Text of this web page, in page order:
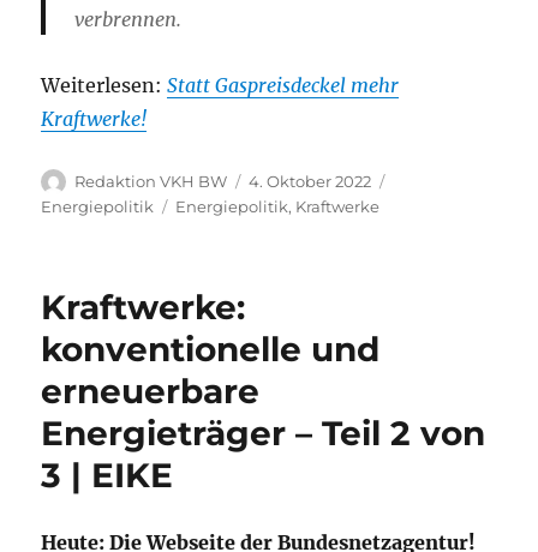
verbrennen.
Weiterlesen:Statt Gaspreisdeckel mehr
Kraftwerke!
Autor
Redaktion VKH BW
Veröffentlicht
am
4. Oktober 2022
Energiepolitik
Schlagwörter
Energiepolitik, Kraftwerke
Kraftwerke:
konventionelle und
erneuerbare
Energieträger – Teil 2 von
3 | EIKE
Heute: Die Webseite der Bundesnetzagentur!